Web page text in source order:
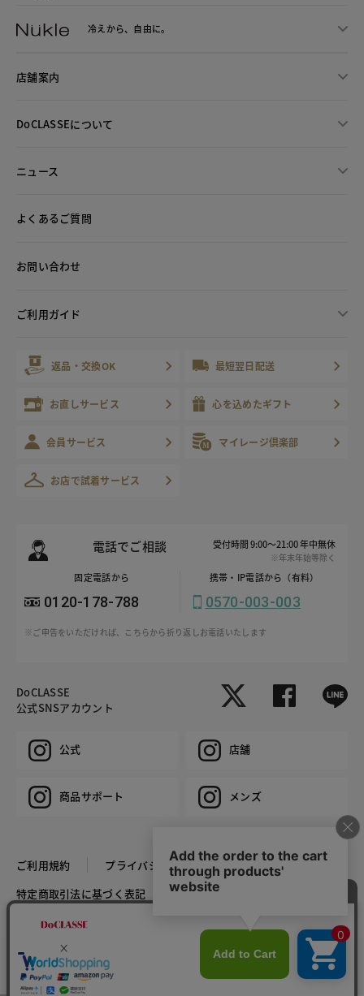
カラー・サイズを選択する
冷えから、 自由に。
店舗案内
DoCLASSEについて
ニュース
よくあるご質問
お問い合わせ
ご利用ガイド
返品・交換OK 最短翌日配送
お直しサービス 心を込めたギフト
会員サービス マイレージ倶楽部
お店で試着サービス
電話でご相談 受付時間 9:00～21:00 年中無休
※年末年始等除く
固定電話から
0120-178-788
携帯・IP電話から（有料）
0570-003-003
※ご申告をいただければ、こちらから折り返しお電話いたします
DoCLASSE
公式SNSアカウント
公式 店舗
商品サポート メンズ
ご利用規約
プライバシーポリシー
特定商取引法に基づく表記
推奨環境
COPYRIGHT © DoCLASSE ALL RIGHTS RESERVED.